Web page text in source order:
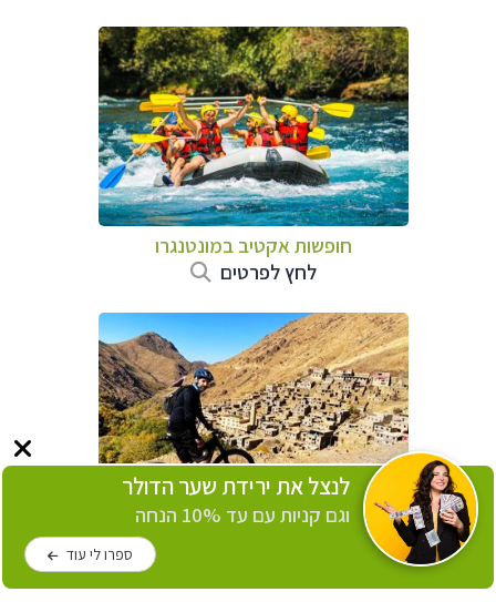
חופשות אקטיב במונטנגרו
לחץ לפרטים
חופשות אקטיב במרוקו
לנצל את ירידת שער הדולר
וגם קניות עם עד 10% הנחה
ספרו לי עוד